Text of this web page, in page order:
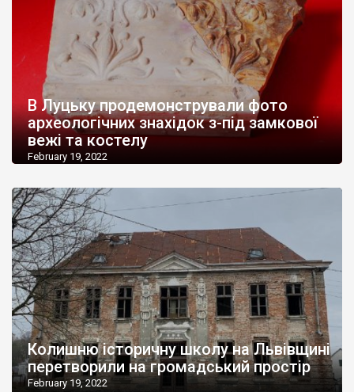
В Луцьку продемонстрували фото
археологічних знахідок з-під замкової
вежі та костелу
February 19, 2022
Колишню історичну школу на Львівщині
перетворили на громадський простір
February 19, 2022